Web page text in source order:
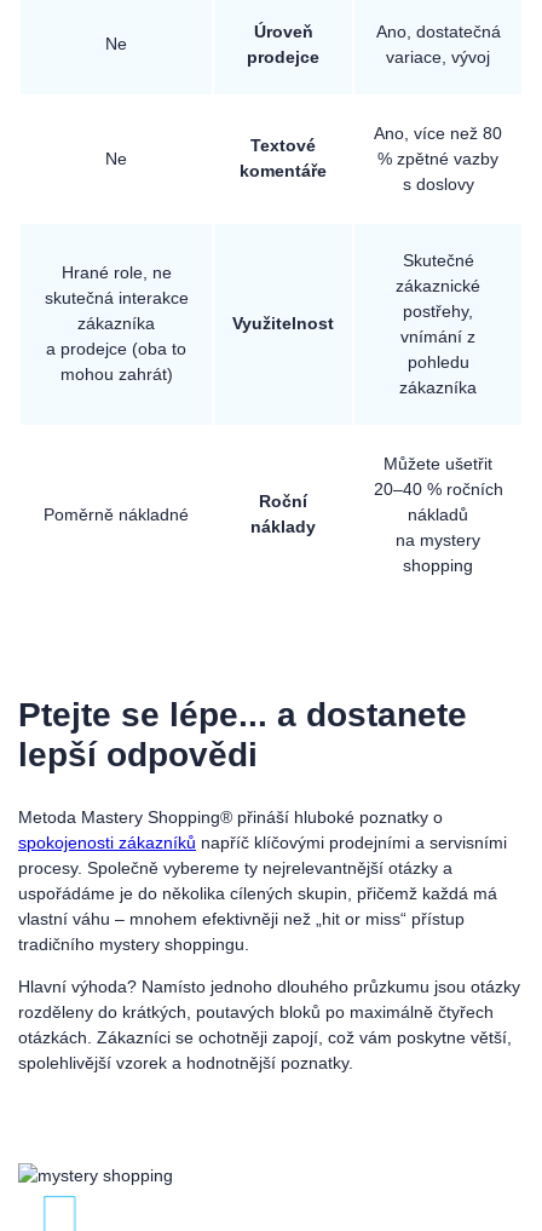
Ne
Úroveň
prodejce
Ano, dostatečná
variace, vývoj
Ne
Textové
komentáře
Ano, více než 80
% zpětné vazby
s doslovy
Hrané role, ne
skutečná interakce
zákazníka
a prodejce (oba to
mohou zahrát)
Využitelnost
Skutečné
zákaznické
postřehy,
vnímání z
pohledu
zákazníka
Poměrně nákladné
Roční
náklady
Můžete ušetřit
20–40 % ročních
nákladů
na mystery
shopping
Ptejte se lépe... a dostanete
lepší odpovědi
Metoda Mastery Shopping® přináší hluboké poznatky o
spokojenosti zákazníků napříč klíčovými prodejními a servisními
procesy. Společně vybereme ty nejrelevantnější otázky a
uspořádáme je do několika cílených skupin, přičemž každá má
vlastní váhu – mnohem efektivněji než „hit or miss“ přístup
tradičního mystery shoppingu.
Hlavní výhoda? Namísto jednoho dlouhého průzkumu jsou otázky
rozděleny do krátkých, poutavých bloků po maximálně čtyřech
otázkách. Zákazníci se ochotněji zapojí, což vám poskytne větší,
spolehlivější vzorek a hodnotnější poznatky.